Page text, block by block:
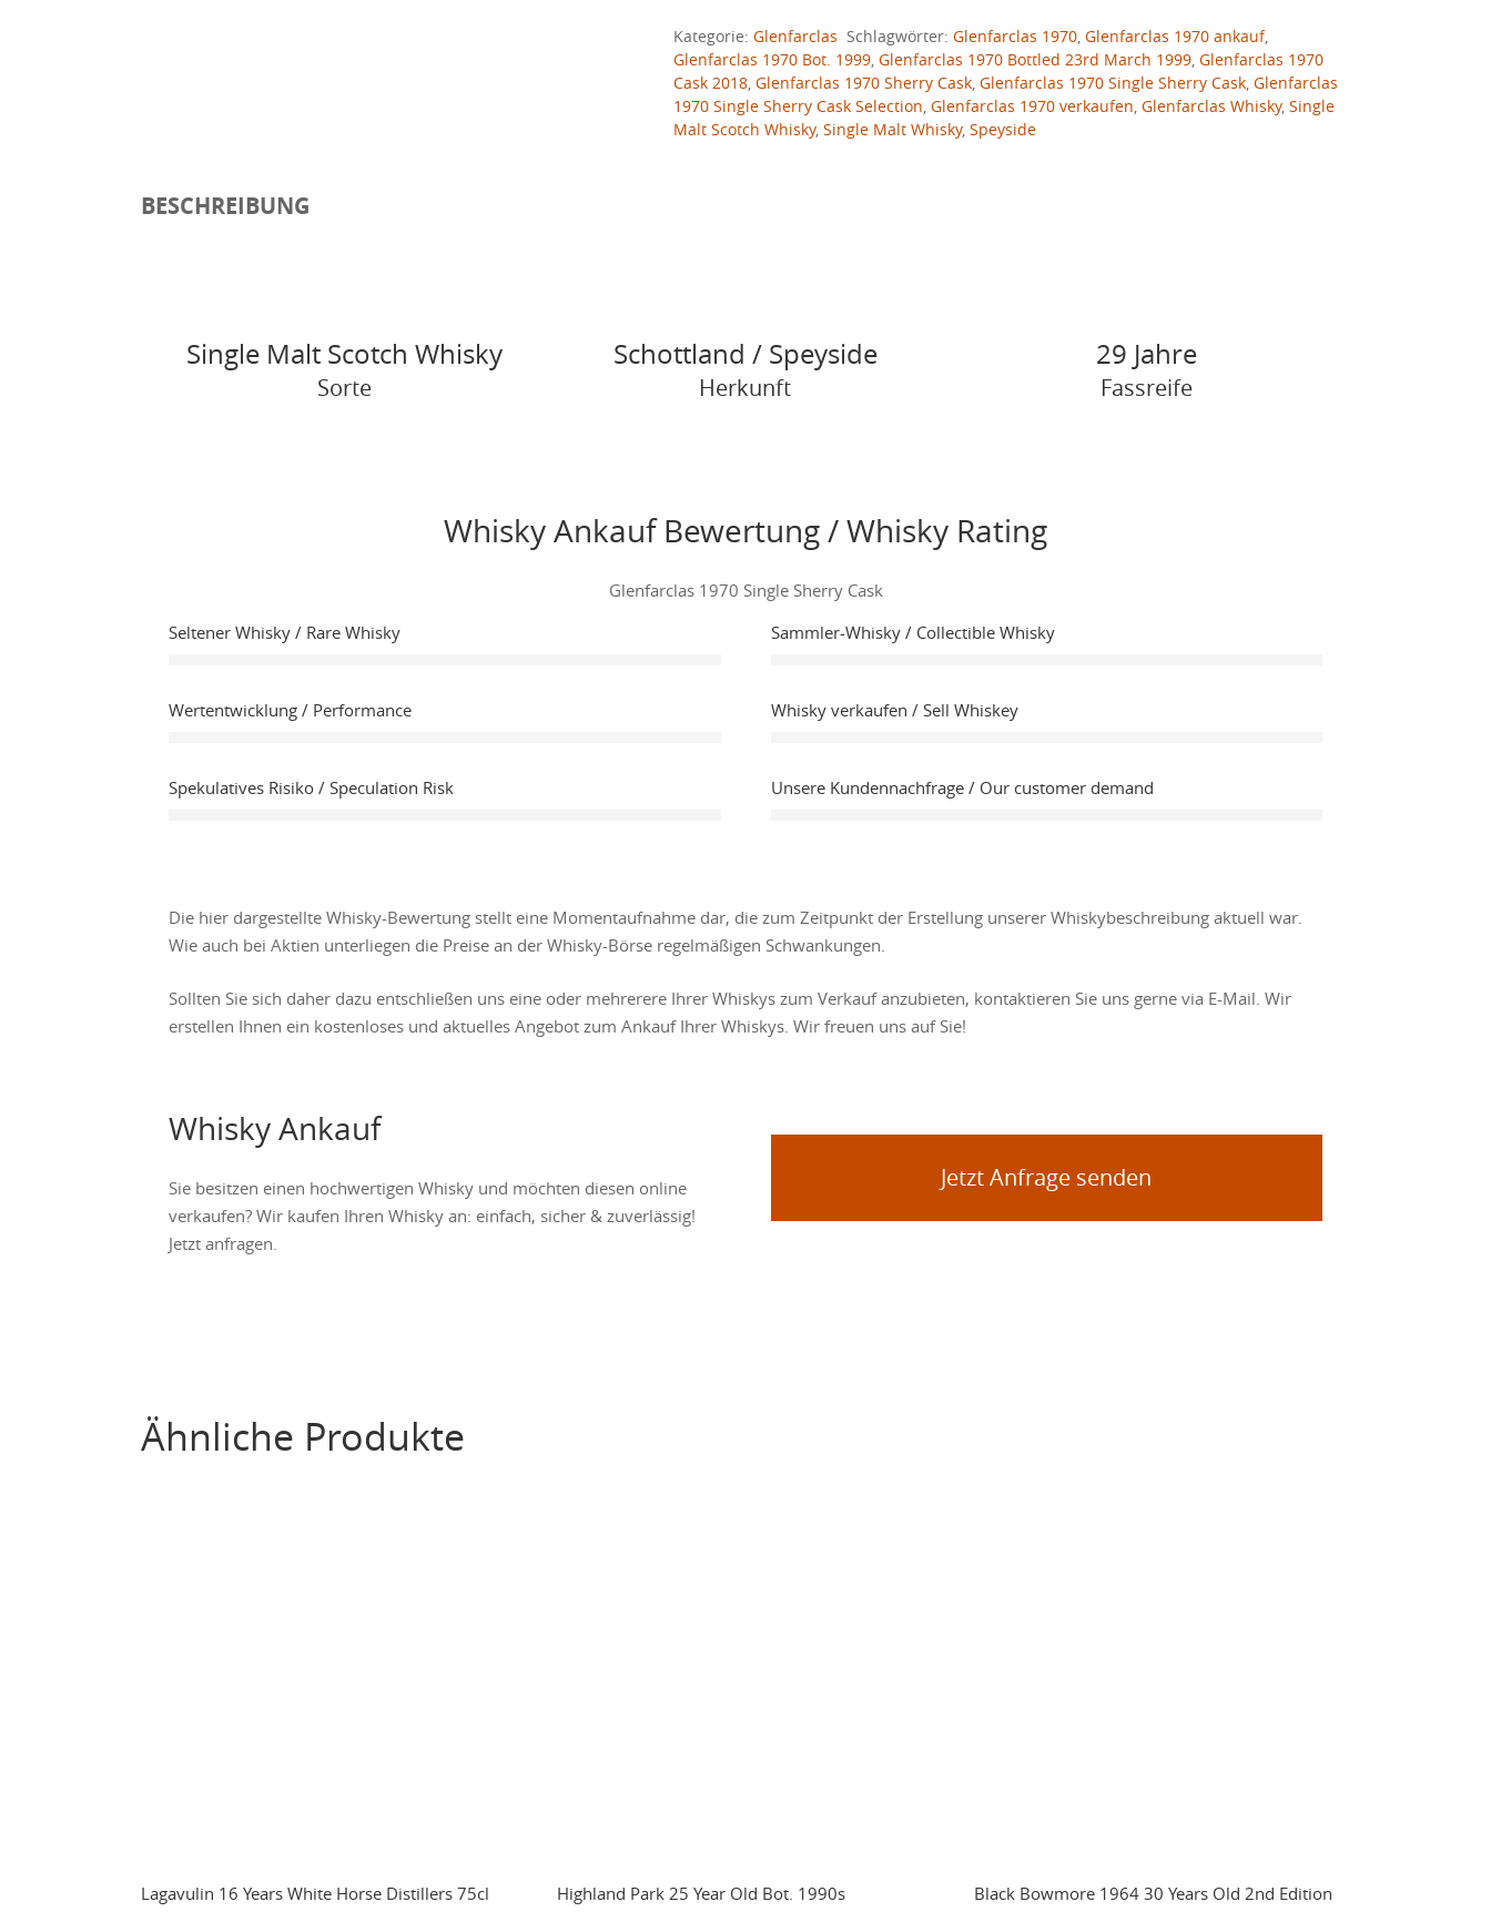
Kategorie: Glenfarclas Schlagwörter:Glenfarclas 1970,Glenfarclas 1970 ankauf,
Glenfarclas 1970 Bot. 1999, Glenfarclas 1970 Bottled 23rd March 1999, Glenfarclas 1970
Cask 2018, Glenfarclas 1970 Sherry Cask, Glenfarclas 1970 Single Sherry Cask, Glenfarclas
1970 Single Sherry Cask Selection, Glenfarclas 1970 verkaufen, Glenfarclas Whisky, Single
Malt Scotch Whisky, Single Malt Whisky, Speyside
BESCHREIBUNG
Single Malt Scotch Whisky
Sorte
Schottland / Speyside
Herkunft
29 Jahre
Fassreife
Whisky Ankauf Bewertung / Whisky Rating
Glenfarclas 1970 Single Sherry Cask
Seltener Whisky / Rare Whisky
Wertentwicklung / Performance
Spekulatives Risiko / Speculation Risk
Sammler-Whisky / Collectible Whisky
Whisky verkaufen / Sell Whiskey
Unsere Kundennachfrage / Our customer demand
Die hier dargestellte Whisky-Bewertung stellt eine Momentaufnahme dar, die zum Zeitpunkt der Erstellung unserer Whiskybeschreibung aktuell war.
Wie auch bei Aktien unterliegen die Preise an der Whisky-Börse regelmäßigen Schwankungen.
Sollten Sie sich daher dazu entschließen uns eine oder mehrerere Ihrer Whiskys zum Verkauf anzubieten, kontaktieren Sie uns gerne via E-Mail. Wir
erstellen Ihnen ein kostenloses und aktuelles Angebot zum Ankauf Ihrer Whiskys. Wir freuen uns auf Sie!
Whisky Ankauf
Sie besitzen einen hochwertigen Whisky und möchten diesen online
verkaufen? Wir kaufen Ihren Whisky an: einfach, sicher & zuverlässig!
Jetzt anfragen.
Jetzt Anfrage senden
Ähnliche Produkte
Lagavulin 16 Years White Horse Distillers 75cl Highland Park 25 Year Old Bot. 1990s Black Bowmore 1964 30 Years Old 2nd Edition